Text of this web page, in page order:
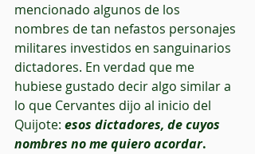
mencionado algunos de los
nombres de tan nefastos personajes
militares investidos en sanguinarios
dictadores. En verdad que me
hubiese gustado decir algo similar a
lo que Cervantes dijo al inicio del
Quijote: esos dictadores, de cuyos
nombres no me quiero acordar.